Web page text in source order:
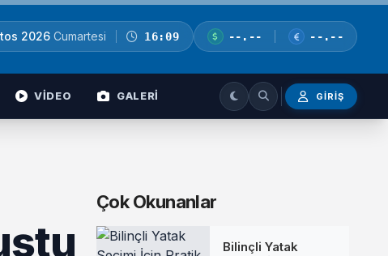
2026 Cumartesi 16:09 --.-- --.--
VİDEO GALERİ GIRIŞ
Çok Okunanlar
Bilinçli Yatak